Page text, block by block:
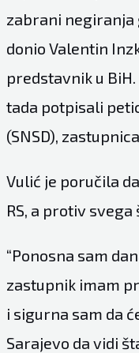
zabrani negiranja
donio Valentin
predstavnik u
tada potpisali
(SNSD),
Vulić je poručila
RS, a protiv svega
“Ponosna sam
zastupnik imam
i sigurna sam da
Sarajevo da vidi